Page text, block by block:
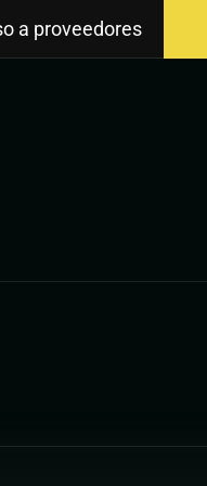
a proveedores